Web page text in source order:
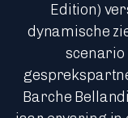
Edition)
dynamische
scenario
Barche